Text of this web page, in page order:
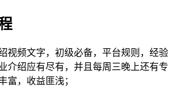
视频文字，初级必备，平台规则，经验
介绍应有尽有，并且每周三晚上还有专
富，收益匪浅；